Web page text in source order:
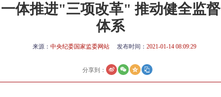
一体推进"三项改革" 推动健全监督
体系
来源： 中央纪委国家监委网站 发布时间： 2021-01-14 08:09:29
分享到：